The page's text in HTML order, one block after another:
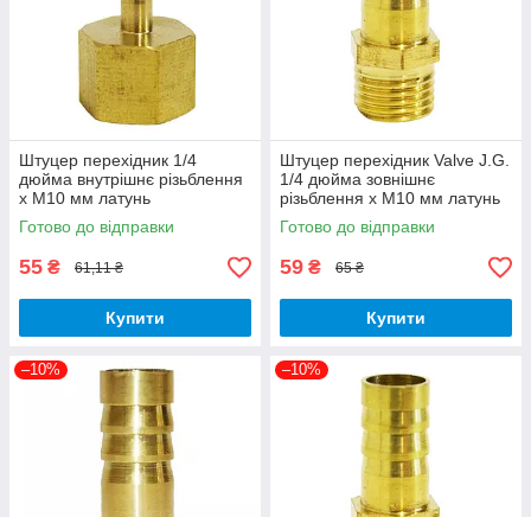
Штуцер перехідник 1/4
дюйма внутрішнє різьблення
х М10 мм латунь
Готово до відправки
55 ₴ 61,11 ₴
Купити
Штуцер перехідник Valve J.G.
1/4 дюйма зовнішнє
різьблення х М10 мм латунь
Готово до відправки
59 ₴ 65 ₴
Купити
–10% –10%